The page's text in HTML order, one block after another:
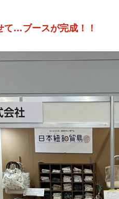
て…ブースが完成！！